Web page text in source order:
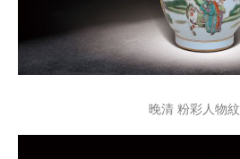
晚清 粉彩人物